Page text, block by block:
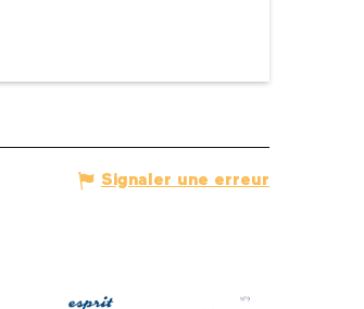
Signaler une erreur